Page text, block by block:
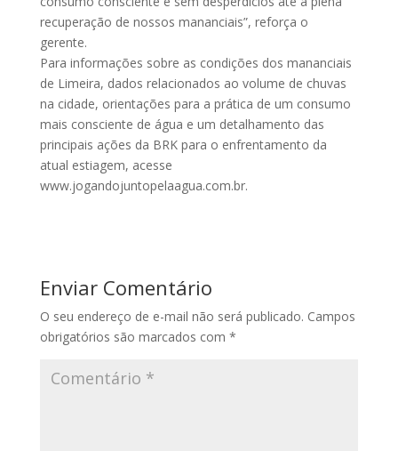
recuperação de nossos mananciais”, reforça o
gerente.
Para informações sobre as condições dos mananciais
de Limeira, dados relacionados ao volume de chuvas
na cidade, orientações para a prática de um consumo
mais consciente de água e um detalhamento das
principais ações da BRK para o enfrentamento da
atual estiagem, acesse
www.jogandojuntopelaagua.com.br.
Enviar Comentário
O seu endereço de e-mail não será publicado. Campos
obrigatórios são marcados com *